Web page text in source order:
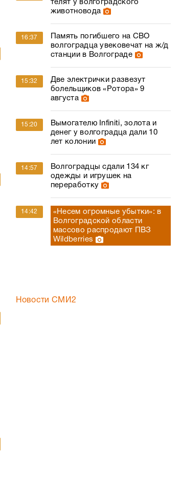
телят у волгоградского
животновода
16:37
Память погибшего на СВО
волгоградца увековечат на ж/д
станции в Волгограде
15:32
Две электрички развезут
болельщиков «Ротора» 9
августа
15:20
Вымогателю Infiniti, золота и
денег у волгоградца дали 10
лет колонии
14:57
Волгоградцы сдали 134 кг
одежды и игрушек на
переработку
14:42
«Несем огромные убытки»: в
Волгоградской области
массово распродают ПВЗ
Wildberries
Новости СМИ2